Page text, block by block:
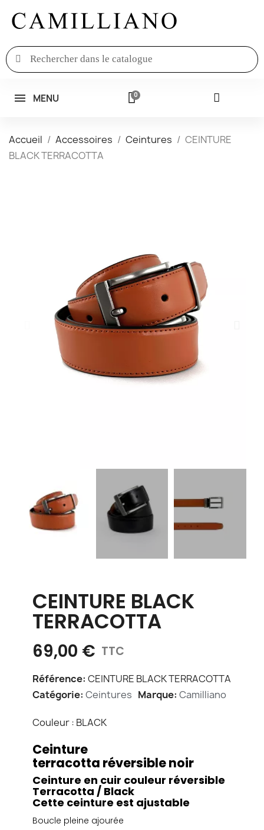
MENU
Accueil Accessoires Ceintures
CEINTURE
BLACK TERRACOTTA
CEINTURE BLACK
TERRACOTTA
69,00 € TTC
Référence CEINTURE BLACK TERRACOTTA
Catégorie Ceintures Marque Camilliano
Couleur : BLACK
Ceinture
terracotta réversible noir
Ceinture en cuir couleur réversible
Terracotta / Black
Cette ceinture est ajustable
Boucle pleine ajourée